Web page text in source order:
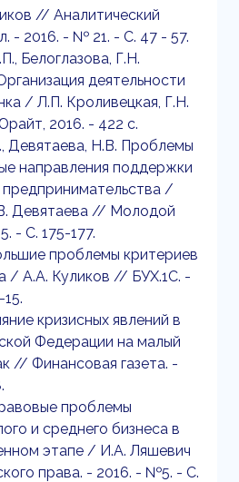
// Аналитический
- 2016. - № 21. - С. 47 - 57.
Белоглазова, Г.Н.
деятельности
/ Л.П. Кроливецкая, Г.Н.
2016. - 422 с.
Девятаева, Н.В. Проблемы
направления поддержки
/
Девятаева // Молодой
- С. 175-177.
проблемы критериев
/ А.А. Куликов // БУХ.1С. -
кризисных явлений в
Федерации на малый
// Финансовая газета. -
проблемы
и среднего бизнеса в
этапе / И.А. Ляшевич
права. - 2016. - №5. - С.